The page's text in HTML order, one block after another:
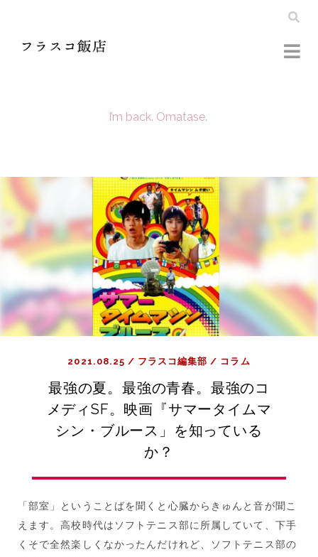
I’m back. Omatase.
2021.08.25 / フラスコ編集部 / コラム
最強の夏。最強の青春。最強のコ
メディSF。映画『サマータイムマ
シン・ブルース」を知っている
か？
「部室」ということばを聞くと心臓からきゅんと音が聞こ
えます。高校時代はソフトテニス部に所属していて、下手
くそで全然楽しくなかったんだけれど、ソフトテニス部の